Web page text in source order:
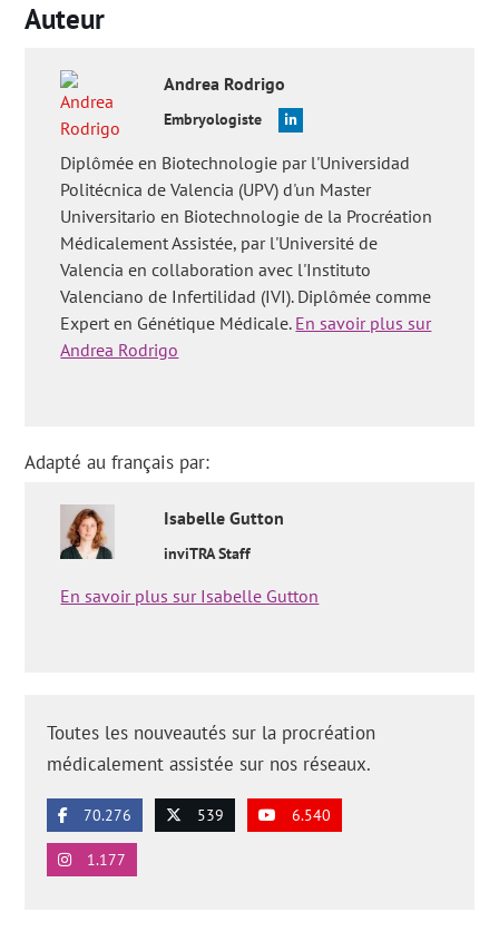
Auteur
Andrea Rodrigo
Embryologiste
Diplômée en Biotechnologie par l'Universidad
Politécnica de Valencia (UPV) d'un Master
Universitario en Biotechnologie de la Procréation
Médicalement Assistée, par l'Université de
Valencia en collaboration avec l'Instituto
Valenciano de Infertilidad (IVI). Diplômée comme
Expert en Génétique Médicale. En savoir plus sur
Andrea Rodrigo
Adapté au français par:
Isabelle Gutton
inviTRA Staff
En savoir plus sur Isabelle Gutton
Toutes les nouveautés sur la procréation
médicalement assistée sur nos réseaux.
70.276 539 6.540
1.177